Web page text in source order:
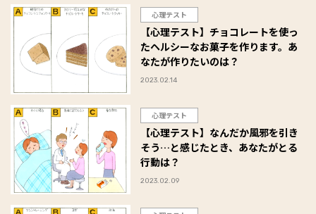
心理テスト
【心理テスト】チョコレートを使っ
たヘルシーなお菓子を作ります。あ
なたが作りたいのは？
2023.02.14
心理テスト
【心理テスト】なんだか風邪を引き
そう…と感じたとき、あなたがとる
行動は？
2023.02.09